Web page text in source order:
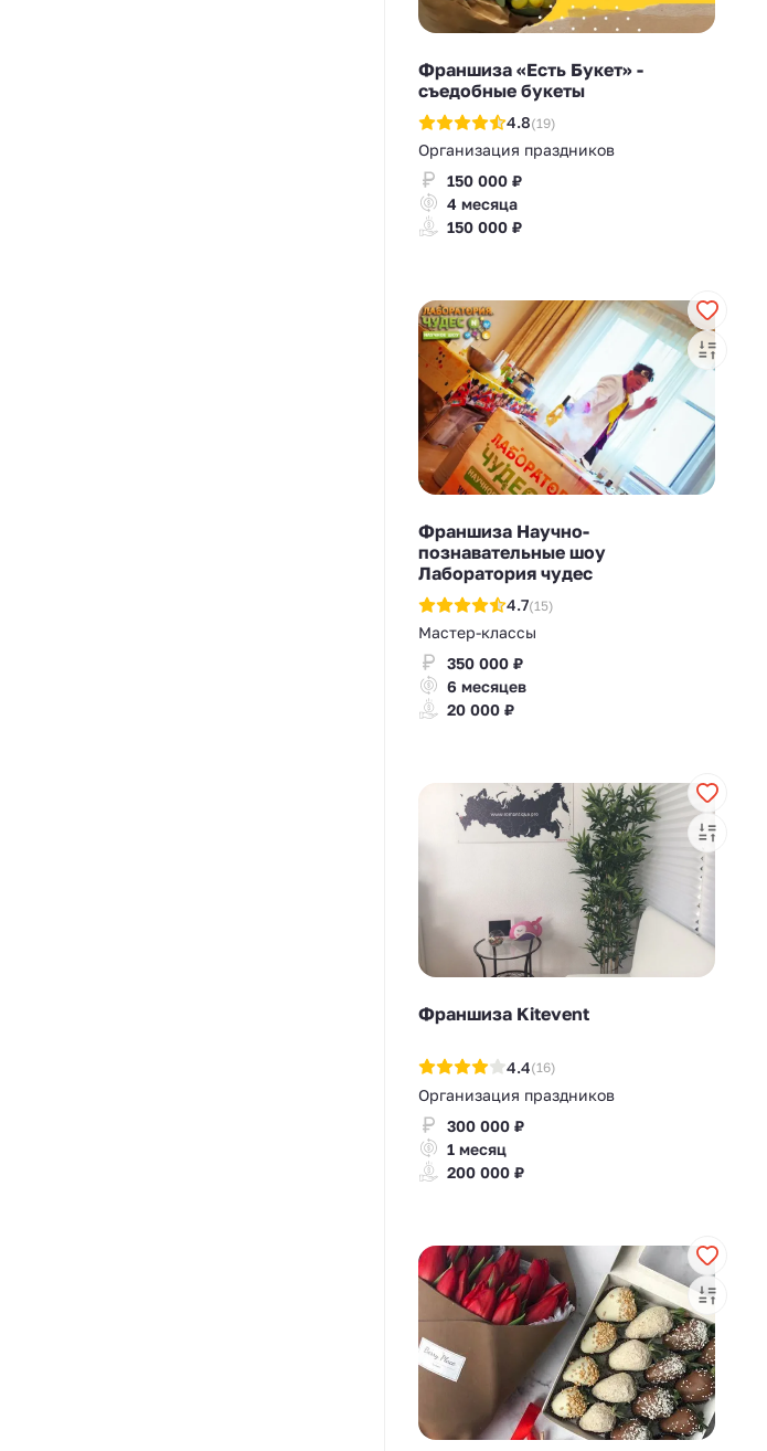
Франшиза «Есть Букет» -
съедобные букеты
4.8(19)
Организация праздников
150 000 ₽
4 месяца
150 000 ₽
Франшиза Научно-
познавательные шоу
Лаборатория чудес
4.7(15)
Мастер-классы
350 000 ₽
6 месяцев
20 000 ₽
Франшиза Kitevent
4.4(16)
Организация праздников
300 000 ₽
1 месяц
200 000 ₽